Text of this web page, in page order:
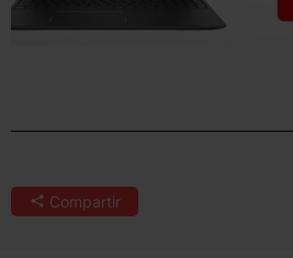
Compartir